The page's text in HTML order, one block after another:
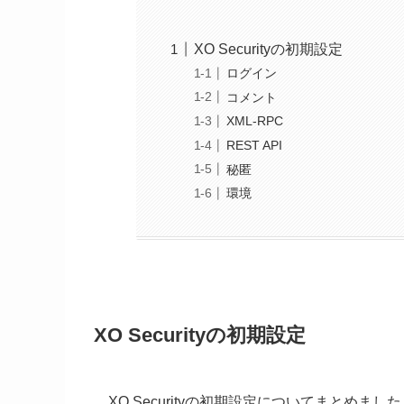
XO Securityの初期設定
ログイン
コメント
XML-RPC
REST API
秘匿
環境
XO Securityの初期設定